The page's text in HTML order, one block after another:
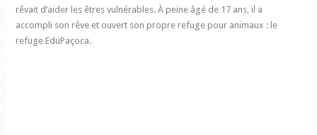
rêvait d’aider les êtres vulnérables. À peine âgé de 17 ans, il a
accompli son rêve et ouvert son propre refuge pour animaux : le
refuge EduPaçoca.